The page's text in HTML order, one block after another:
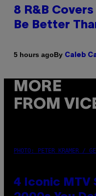
8 R&B
Be Better
5 hours agoBy Caleb
MORE
FROM
PHOTO: PETER KRAMER /
4 Iconic MTV